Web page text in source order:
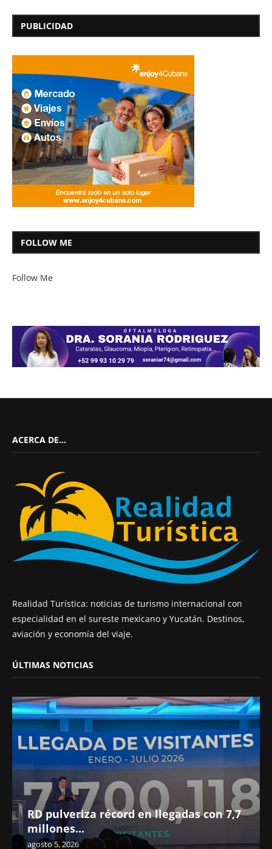
PUBLICIDAD
FOLLOW ME
Follow Me
ACERCA DE…
Realidad Turística: noticias de turismo internacional con
especialidad en el sureste mexicano y Yucatán. Destinos,
aviación y economía del viaje.
ÚLTIMAS NOTICIAS
RD pulveriza récord en llegadas con 7,7
millones...
agosto 5, 2026